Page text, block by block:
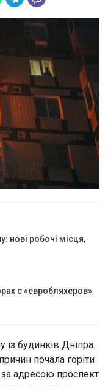
нові робочі місця,
с «евробляхеров»
будинків Дніпра.
почала горіти
за адресою проспект